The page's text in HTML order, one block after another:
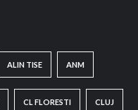
ALIN TISE ANM
CL FLORESTI CLUJ